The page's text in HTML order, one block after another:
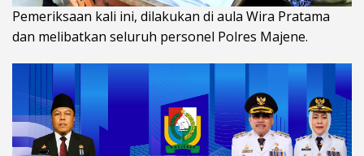
Pemeriksaan kali ini, dilakukan di aula Wira Pratama
dan melibatkan seluruh personel Polres Majene.